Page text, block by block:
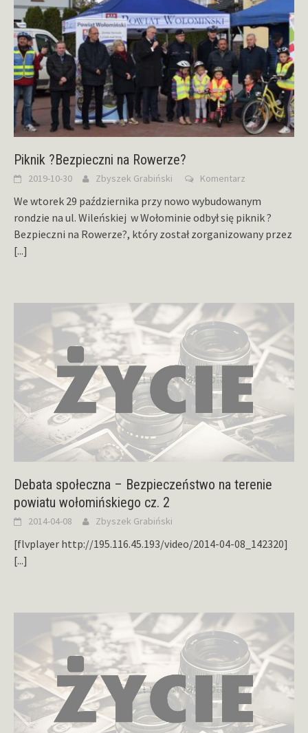
Piknik ?Bezpieczni na Rowerze?
2019-10-30 Zbyszek Grabiński Komentarz
We wtorek 29 października przy nowo wybudowanym
rondzie na ul. Wileńskiej w Wołominie odbył się piknik ?
Bezpieczni na Rowerze?, który został zorganizowany przez
[...]
Debata społeczna – Bezpieczeństwo na terenie
powiatu wołomińskiego cz. 2
2014-04-08 Zbyszek Grabiński
[flvplayer http://195.116.45.193/video/2014-04-08_142320]
[...]